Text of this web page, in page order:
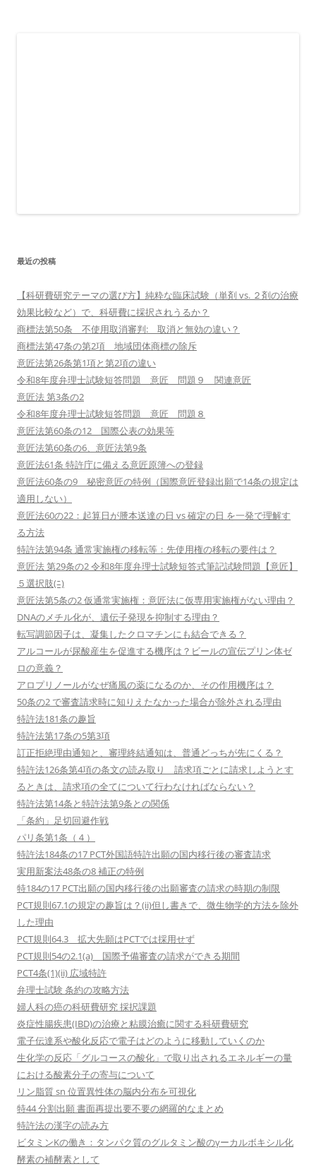
最近の投稿
【科研費研究テーマの選び方】純粋な臨床試験（単剤 vs. ２剤の治療
効果比較など）で、科研費に採択されうるか？
商標法第50条 不使用取消審判: 取消と無効の違い？
商標法第47条の第2項 地域団体商標の除斥
意匠法第26条第1項と第2項の違い
令和8年度弁理士試験短答問題 意匠 問題９ 関連意匠
意匠法 第3条の2
令和8年度弁理士試験短答問題 意匠 問題８
意匠法第60条の12 国際公表の効果等
意匠法第60条の6、意匠法第9条
意匠法61条 特許庁に備える意匠原簿への登録
意匠法60条の9 秘密意匠の特例（国際意匠登録出願で14条の規定は
適用しない）
意匠法60の22：起算日が謄本送達の日 vs 確定の日 を一発で理解す
る方法
特許法第94条 通常実施権の移転等：先使用権の移転の要件は？
意匠法 第29条の2 令和8年度弁理士試験短答式筆記試験問題【意匠】
５選択肢(ﾆ)
意匠法第5条の2 仮通常実施権：意匠法に仮専用実施権がない理由？
DNAのメチル化が、遺伝子発現を抑制する理由？
転写調節因子は、凝集したクロマチンにも結合できる？
アルコールが尿酸産生を促進する機序は？ビールの宣伝プリン体ゼ
ロの意義？
アロプリノールがなぜ痛風の薬になるのか、その作用機序は？
50条の2 で審査請求時に知りえたなかった場合が除外される理由
特許法181条の趣旨
特許法第17条の5第3項
訂正拒絶理由通知と、審理終結通知は、普通どっちが先にくる？
特許法126条第4項の条文の読み取り 請求項ごとに請求しようとす
るときは、請求項の全てについて行わなければならない？
特許法第14条と特許法第9条との関係
「条約」足切回避作戦
パリ条第1条（４）
特許法184条の17 PCT外国語特許出願の国内移行後の審査請求
実用新案法48条の8 補正の特例
特184の17 PCT出願の国内移行後の出願審査の請求の時期の制限
PCT規則67.1の規定の趣旨は？(ii)但し書きで、微生物学的方法を除外
した理由
PCT規則64.3 拡大先願はPCTでは採用せず
PCT規則54の2.1(a) 国際予備審査の請求ができる期間
PCT4条(1)(ii) 広域特許
弁理士試験 条約の攻略方法
婦人科の癌の科研費研究 採択課題
炎症性腸疾患(IBD)の治療と粘膜治癒に関する科研費研究
電子伝達系や酸化反応で電子はどのように移動していくのか
生化学の反応「グルコースの酸化」で取り出されるエネルギーの量
における酸素分子の寄与について
リン脂質 sn 位置異性体の脳内分布を可視化
特44 分割出願 書面再提出要不要の網羅的なまとめ
特許法の漢字の読み方
ビタミンKの働き：タンパク質のグルタミン酸のγーカルボキシル化
酵素の補酵素として